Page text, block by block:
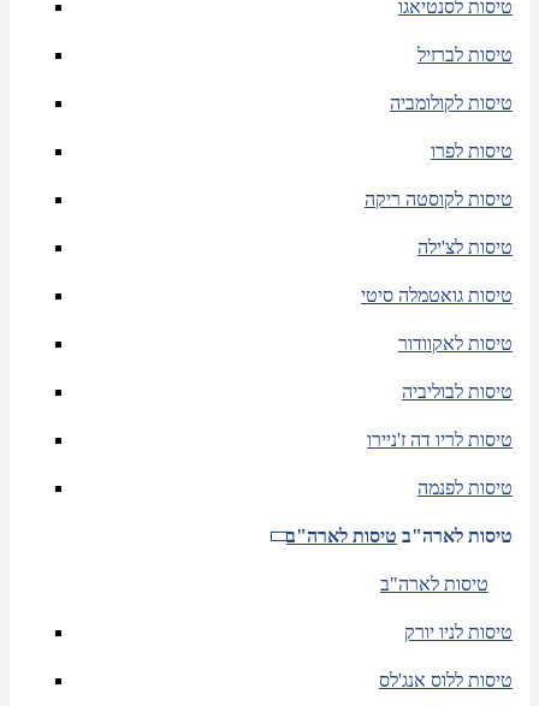
טיסות לסנטיאגו
טיסות לברזיל
טיסות לקולומביה
טיסות לפרו
טיסות לקוסטה ריקה
טיסות לצ'ילה
טיסות גואטמלה סיטי
טיסות לאקוודור
טיסות לבוליביה
טיסות לריו דה ז'ניירו
טיסות לפנמה
טיסות לארה"ב טיסות לארה"ב
טיסות לארה"ב
טיסות לניו יורק
טיסות ללוס אנג'לס